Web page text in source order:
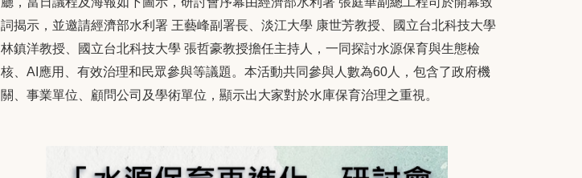
詞揭示，並邀請經濟部水利署 王藝峰副署長、淡江大學 康世芳教授、國立台北科技大學
林鎮洋教授、國立台北科技大學 張哲豪教授擔任主持人，一同探討水源保育與生態檢
核、AI應用、有效治理和民眾參與等議題。本活動共同參與人數為60人，包含了政府機
關、事業單位、顧問公司及學術單位，顯示出大家對於水庫保育治理之重視。